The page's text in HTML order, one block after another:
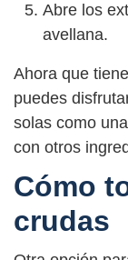
Abre los
avellana.
Ahora que
puedes
solas como
con otros
Cómo
crudas